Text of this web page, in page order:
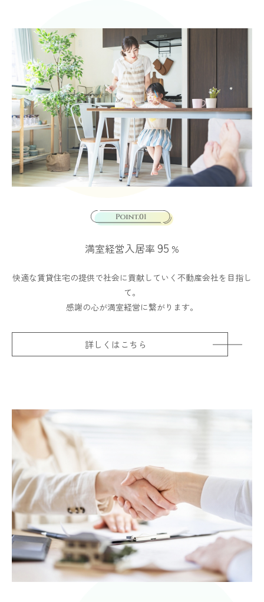
満室経営入居率95 %
快適な賃貸住宅の提供で社会に貢献していく不動産会社を目指し
て。
感謝の心が満室経営に繋がります。
詳しくはこちら